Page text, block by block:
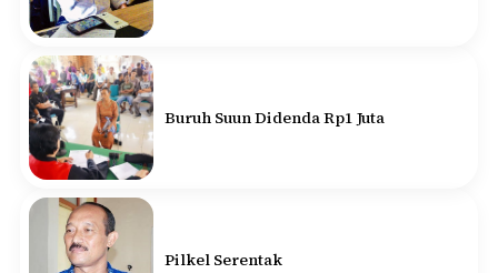
Buruh Suun Didenda Rp1 Juta
Pilkel Serentak